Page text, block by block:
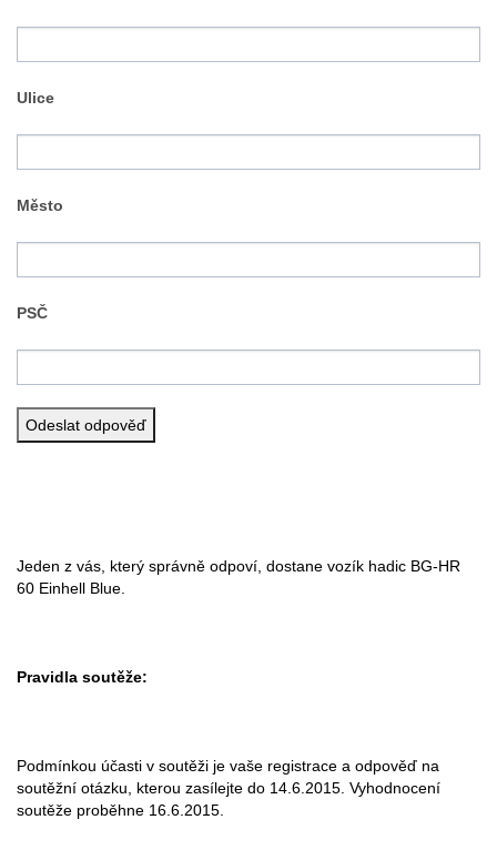
Ulice
Město
PSČ
Jeden z vás, který správně odpoví, dostane vozík hadic BG-HR
60 Einhell Blue.
Pravidla soutěže:
Podmínkou účasti v soutěži je vaše registrace a odpověď na
soutěžní otázku, kterou zasílejte do 14.6.2015. Vyhodnocení
soutěže proběhne 16.6.2015.